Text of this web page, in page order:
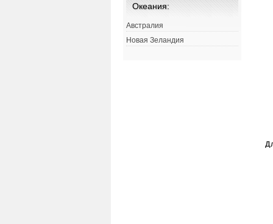
Океания:
Австралия
Новая Зеландия